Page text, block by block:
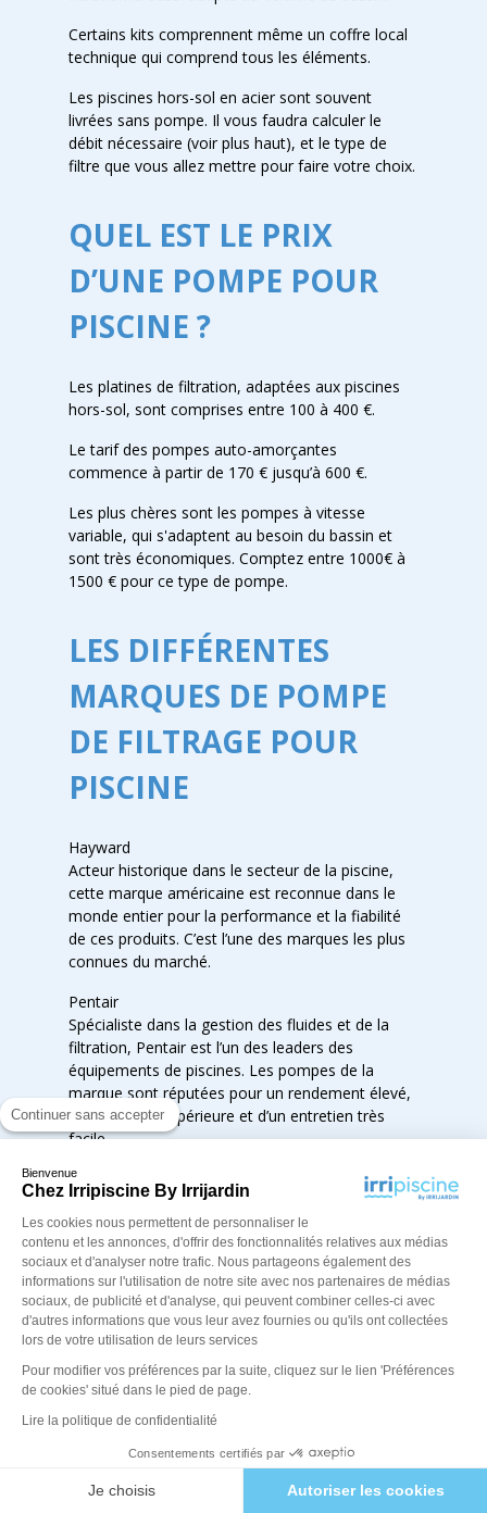
Continuer sans accepter
Bienvenue
Chez Irripiscine By Irrijardin
Les cookies nous permettent de personnaliser le
contenu et les annonces, d'offrir des fonctionnalités relatives aux médias
sociaux et d'analyser notre trafic. Nous partageons également des
informations sur l'utilisation de notre site avec nos partenaires de médias
sociaux, de publicité et d'analyse, qui peuvent combiner celles-ci avec
d'autres informations que vous leur avez fournies ou qu'ils ont collectées
lors de votre utilisation de leurs services
Pour modifier vos préférences par la suite, cliquez sur le lien 'Préférences
de cookies' situé dans le pied de page.
Lire la politique de confidentialité
Consentements certifiés par
Je choisis Autoriser les cookies
Certains kits comprennent même un coffre local
technique qui comprend tous les éléments.
Les piscines hors-sol en acier sont souvent
livrées sans pompe. Il vous faudra calculer le
débit nécessaire (voir plus haut), et le type de
filtre que vous allez mettre pour faire votre choix.
QUEL EST LE PRIX
D’UNE POMPE POUR
PISCINE ?
Les platines de filtration, adaptées aux piscines
hors-sol, sont comprises entre 100 à 400 €.
Le tarif des pompes auto-amorçantes
commence à partir de 170 € jusqu’à 600 €.
Les plus chères sont les pompes à vitesse
variable, qui s'adaptent au besoin du bassin et
sont très économiques. Comptez entre 1000€ à
1500 € pour ce type de pompe.
LES DIFFÉRENTES
MARQUES DE POMPE
DE FILTRAGE POUR
PISCINE
Hayward
Acteur historique dans le secteur de la piscine,
cette marque américaine est reconnue dans le
monde entier pour la performance et la fiabilité
de ces produits. C’est l’une des marques les plus
connues du marché.
Pentair
Spécialiste dans la gestion des fluides et de la
filtration, Pentair est l’un des leaders des
équipements de piscines. Les pompes de la
marque sont réputées pour un rendement élevé,
d’une qualité supérieure et d’un entretien très
facile.
AstralPool
Marque du groupe Fluidra, elle est spécialisée
dans les composants de piscine. Les pompes
sont créées, développées et conçues en Europe.
Le constructeur propose une large gamme de
pompes : vitesses variables, auto-amorçantes,
centrifuges, préfiltres, …
COMMENT AMORCER
UNE POMPE DE
PISCINE ?